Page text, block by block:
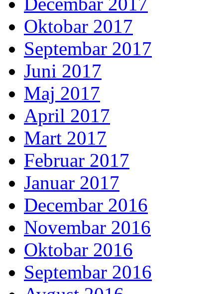
Oktobar 2017
Septembar 2017
Juni 2017
Maj 2017
April 2017
Mart 2017
Februar 2017
Januar 2017
Decembar 2016
Novembar 2016
Oktobar 2016
Septembar 2016